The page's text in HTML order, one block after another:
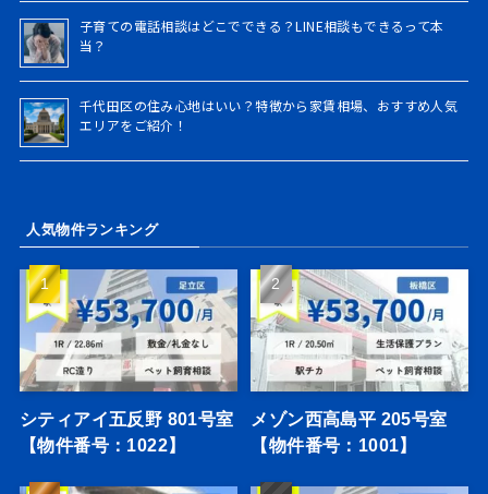
子育ての電話相談はどこでできる？LINE相談もできるって本
当？
千代田区の住み心地はいい？特徴から家賃相場、おすすめ人気
エリアをご紹介！
人気物件ランキング
シティアイ五反野 801号室
【物件番号：1022】
メゾン西高島平 205号室
【物件番号：1001】